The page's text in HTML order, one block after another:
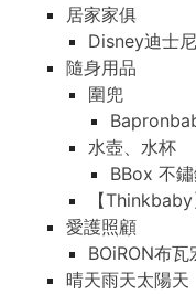
居家家俱
Disney迪士
隨身用品
圍兜
水壺、水杯
BBox 不
【
愛護照顧
BOiRON布瓦
晴天雨天太陽天